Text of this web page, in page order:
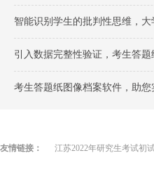
智能识别学生的批判性思维，
引入数据完整性验证，考生答
考生答题纸图像档案软件，助您
友情链接： 江苏2022年研究生考试初